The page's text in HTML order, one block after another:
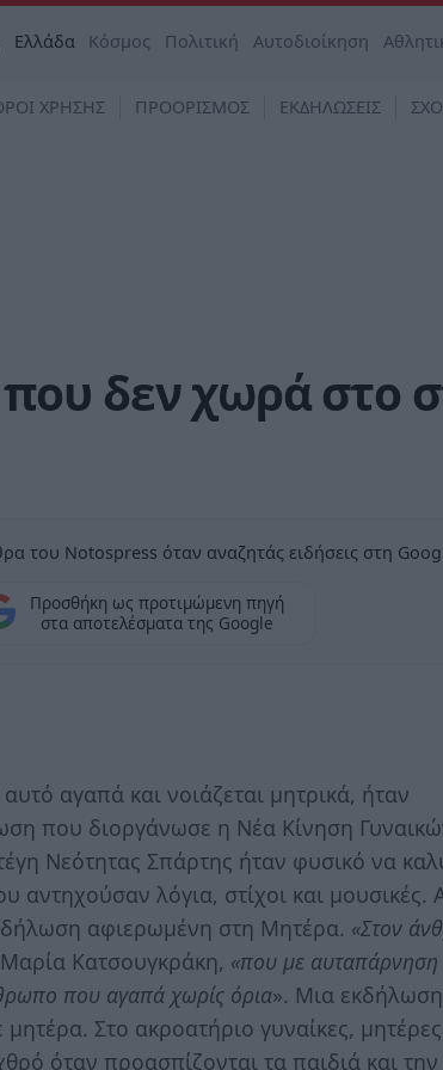
Ελλάδα Κόσμος Πολιτική Αυτοδιοίκηση
ΧΡΗΣΗΣ ΠΡΟΟΡΙΣΜΟΣ ΕΚΔΗΛΩΣΕΙΣ
δεν χωρά στο
του Notospress όταν αναζητάς ειδήσεις στη
Προσθήκη ως προτιμώμενη πηγή
στα αποτελέσματα της Google
αγαπά και νοιάζεται μητρικά, ήταν
που διοργάνωσε η Νέα Κίνηση
Νεότητας Σπάρτης ήταν φυσικό να
αντηχούσαν λόγια, στίχοι και μουσικές.
αφιερωμένη στη Μητέρα. «Στον
Κατσουγκράκη, «που με αυταπάρνηση
που αγαπά χωρίς όρια». Μια
Στο ακροατήριο γυναίκες,
όταν προασπίζονται τα παιδιά και την